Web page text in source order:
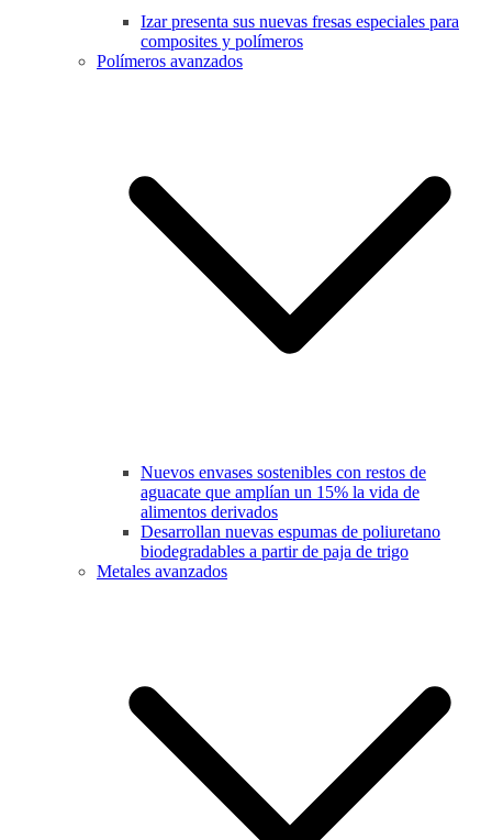
Izar presenta sus nuevas fresas especiales para
composites y polímeros
Polímeros avanzados
Nuevos envases sostenibles con restos de
aguacate que amplían un 15% la vida de
alimentos derivados
Desarrollan nuevas espumas de poliuretano
biodegradables a partir de paja de trigo
Metales avanzados